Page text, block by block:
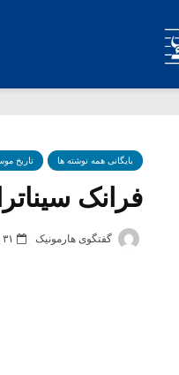
بایگانی همه نوشته ها تاریخ
فرانک سیناترا
گفتگوی هارمونیک ۳۱ مرداد ۱۳۸۳